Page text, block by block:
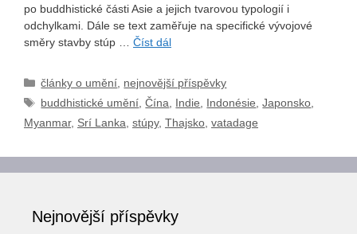
po buddhistické části Asie a jejich tvarovou typologií i
odchylkami. Dále se text zaměřuje na specifické vývojové
směry stavby stúp … Číst dál
Rubriky
články o umění, nejnovější příspěvky
Štítky
buddhistické umění,Čína, Indie, Indonésie,Japonsko,
Myanmar, Srí Lanka, stúpy, Thajsko, vatadage
Nejnovější příspěvky